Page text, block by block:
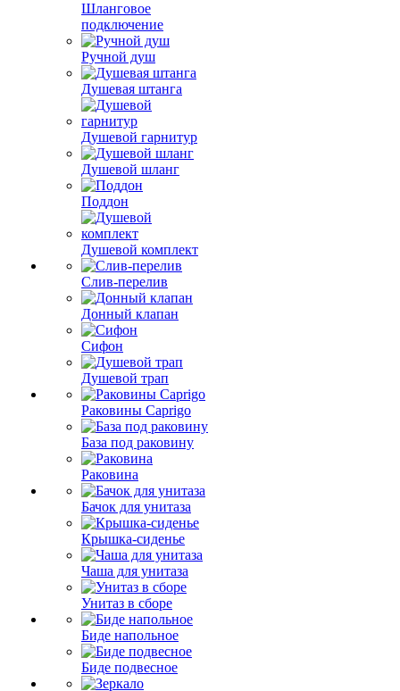
Шланговое
подключение
Ручной душ
Душевая штанга
Душевой гарнитур
Душевой шланг
Поддон
Душевой комплект
Слив-перелив
Донный клапан
Сифон
Душевой трап
Раковины Caprigo
База под раковину
Раковина
Бачок для унитаза
Крышка-сиденье
Чаша для унитаза
Унитаз в сборе
Биде напольное
Биде подвесное